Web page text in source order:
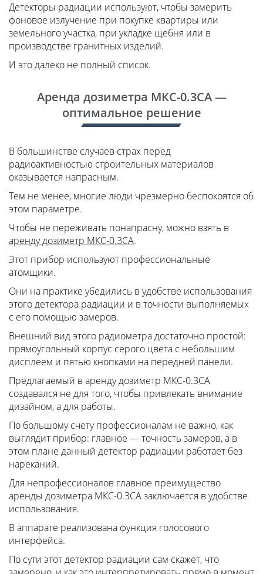
Детекторы радиации используют, чтобы замерить
фоновое излучение при покупке квартиры или
земельного участка, при укладке щебня или в
производстве гранитных изделий.
И это далеко не полный список.
Аренда дозиметра МКС-0.3СА —
оптимальное решение
В большинстве случаев страх перед
радиоактивностью строительных материалов
оказывается напрасным.
Тем не менее, многие люди чрезмерно беспокоятся об
этом параметре.
Чтобы не переживать понапрасну, можно взять в
аренду дозиметр МКС-0.3СА.
Этот прибор используют профессиональные
атомщики.
Они на практике убедились в удобстве использования
этого детектора радиации и в точности выполняемых
с его помощью замеров.
Внешний вид этого радиометра достаточно простой:
прямоугольный корпус серого цвета с небольшим
дисплеем и пятью кнопками на передней панели.
Предлагаемый в аренду дозиметр МКС-0.3СА
создавался не для того, чтобы привлекать внимание
дизайном, а для работы.
По большому счету профессионалам не важно, как
выглядит прибор: главное — точность замеров, а в
этом плане данный детектор радиации работает без
нареканий.
Для непрофессионалов главное преимущество
аренды дозиметра МКС-0.3СА заключается в удобстве
использования.
В аппарате реализована функция голосового
интерфейса.
По сути этот детектор радиации сам скажет, что